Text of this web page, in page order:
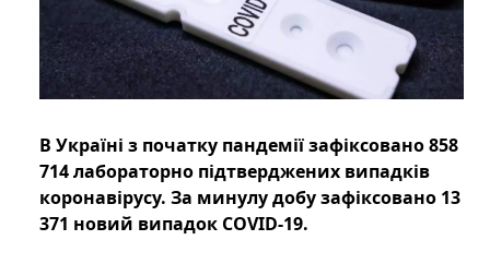
В Україні з початку пандемії зафіксовано 858
714 лабораторно підтверджених випадків
коронавірусу. За минулу добу зафіксовано 13
371 новий випадок COVID-19.